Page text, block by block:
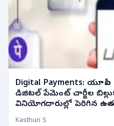
Digital Payments:
డిజిటల్ పేమెంట్ చార్జీల
వినియోగదారుల్లో పెరిగిన
Kasthuri S